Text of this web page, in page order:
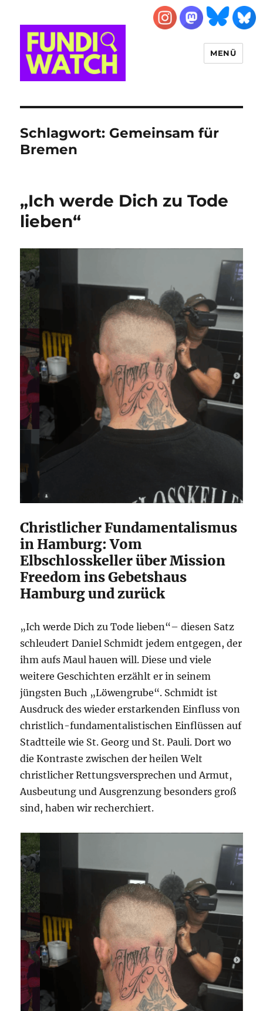
MENÜ
Schlagwort: Gemeinsam für
Bremen
„Ich werde Dich zu Tode
lieben“
Christlicher Fundamentalismus
in Hamburg: Vom
Elbschlosskeller über Mission
Freedom ins Gebetshaus
Hamburg und zurück
„Ich werde Dich zu Tode lieben“– diesen Satz
schleudert Daniel Schmidt jedem entgegen, der
ihm aufs Maul hauen will. Diese und viele
weitere Geschichten erzählt er in seinem
jüngsten Buch „Löwengrube“. Schmidt ist
Ausdruck des wieder erstarkenden Einfluss von
christlich-fundamentalistischen Einflüssen auf
Stadtteile wie St. Georg und St. Pauli. Dort wo
die Kontraste zwischen der heilen Welt
christlicher Rettungsversprechen und Armut,
Ausbeutung und Ausgrenzung besonders groß
sind, haben wir recherchiert.